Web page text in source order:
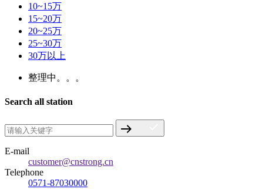
10~15万
15~20万
20~25万
25~30万
30万以上
整理中。。。
Search all station
E-mail
customer@cnstrong.cn
Telephone
0571-87030000